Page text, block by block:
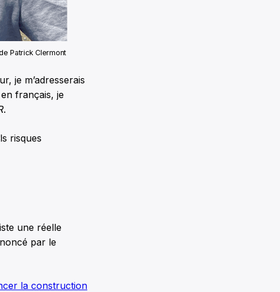
Patrick Clermont
je m’adresserais
français, je
.
risques
une réelle
par le
la construction